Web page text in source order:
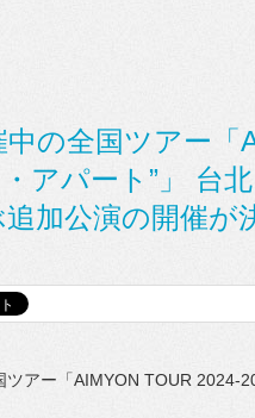
の全国ツアー「
アパート”」 台
加公演の開催が
アー「AIMYON TOUR 2024-